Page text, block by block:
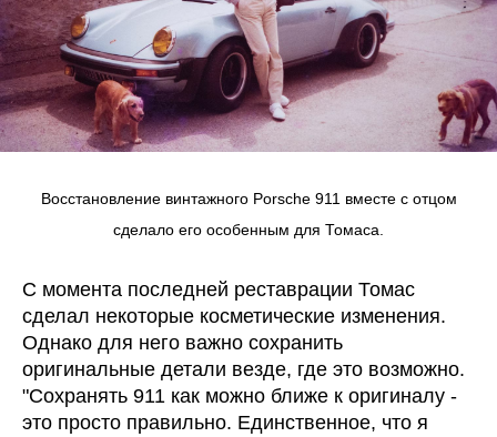
Восстановление винтажного Porsche 911 вместе с отцом
сделало его особенным для Томаса.
С момента последней реставрации Томас
сделал некоторые косметические изменения.
Однако для него важно сохранить
оригинальные детали везде, где это возможно.
"Сохранять 911 как можно ближе к оригиналу -
это просто правильно. Единственное, что я